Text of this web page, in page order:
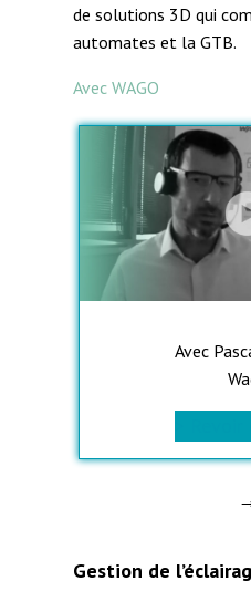
de solutions 3D qui
automates et la GTB.
Avec WAGO
Avec
Gestion de